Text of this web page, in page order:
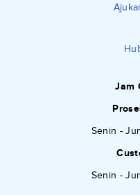
Jam
Senin -
Senin -